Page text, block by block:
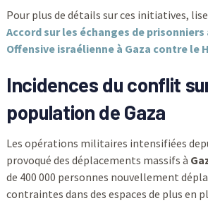
Pour plus de détails sur ces initiatives,
Accord sur les échanges de
Offensive israélienne à Gaza contre le
Incidences du conflit
population de Gaza
Les opérations militaires intensifiées
provoqué des déplacements massifs à
de 400 000 personnes nouvellement
contraintes dans des espaces de plus en